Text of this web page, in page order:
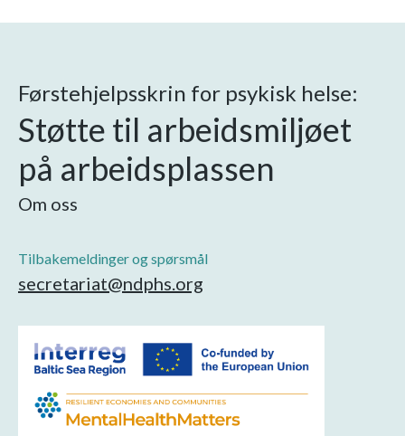
Førstehjelpsskrin for psykisk helse:
Støtte til arbeidsmiljøet
på arbeidsplassen
Om oss
Tilbakemeldinger og spørsmål
secretariat@ndphs.org